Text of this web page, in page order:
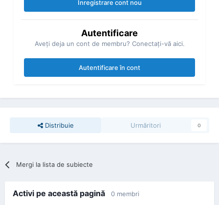
Înregistrare cont nou
Autentificare
Aveţi deja un cont de membru? Conectaţi-vă aici.
Autentificare în cont
Distribuie Urmăritori 0
Mergi la lista de subiecte
Activi pe această pagină 0 membri